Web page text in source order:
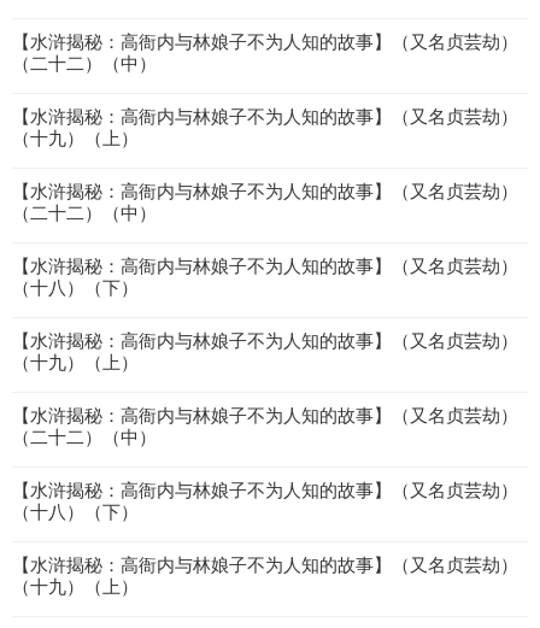
【水浒揭秘：高衙内与林娘子不为人知的故事】（又名贞芸劫）
（二十二）（中）
【水浒揭秘：高衙内与林娘子不为人知的故事】（又名贞芸劫）
（十九）（上）
【水浒揭秘：高衙内与林娘子不为人知的故事】（又名贞芸劫）
（二十二）（中）
【水浒揭秘：高衙内与林娘子不为人知的故事】（又名贞芸劫）
（十八）（下）
【水浒揭秘：高衙内与林娘子不为人知的故事】（又名贞芸劫）
（十九）（上）
【水浒揭秘：高衙内与林娘子不为人知的故事】（又名贞芸劫）
（二十二）（中）
【水浒揭秘：高衙内与林娘子不为人知的故事】（又名贞芸劫）
（十八）（下）
【水浒揭秘：高衙内与林娘子不为人知的故事】（又名贞芸劫）
（十九）（上）